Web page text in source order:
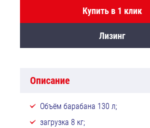
Купить в 1 клик
Лизинг
Описание
Объём барабана 130 л;
загрузка 8 кг;